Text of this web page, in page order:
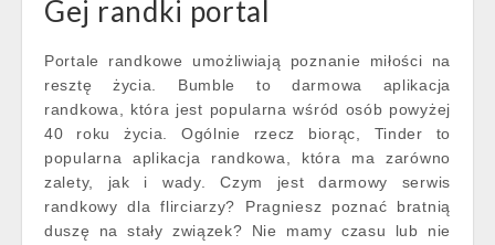
Gej randki portal
Portale randkowe umożliwiają poznanie miłości na
resztę życia. Bumble to darmowa aplikacja
randkowa, która jest popularna wśród osób powyżej
40 roku życia. Ogólnie rzecz biorąc, Tinder to
popularna aplikacja randkowa, która ma zarówno
zalety, jak i wady. Czym jest darmowy serwis
randkowy dla flirciarzy? Pragniesz poznać bratnią
duszę na stały związek? Nie mamy czasu lub nie